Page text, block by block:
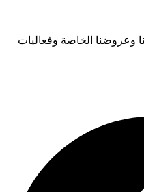
الخاصة وفعاليات